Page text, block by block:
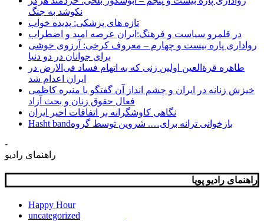
نکوشد به جنگ
تازه های پزشکی: پدیده خواب
در قلمرو سیاست و فرهنگ:ایران عرصه امید و اضطراب
رواداری پاره بیست و چهارم – معروف کرخی: آرزوی خوشی
برای جوانان در دو دنیا
طاهره قرة‌العین اولین زنی که به اتهام فساد فی‌الارض در
ایران اعدام شد
خیزش زنانه در ایران و چشم انداز آن گفتگو با منیره کاظمی
فعال حقوق زنان و بحث آزاد
نگاهی کاوشگرانه بر اتفاقات اخیر ایران
Hasht bandبازخوانی ترانه برای…. شروین توسط گروه
-
راهنمای رادیو
راهنمای رادیو پویا
Happy Hour
uncategorized